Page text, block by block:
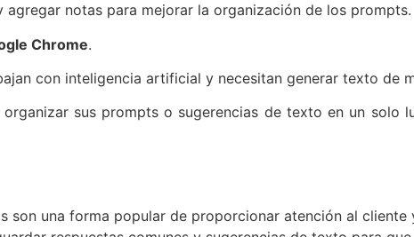
notas para mejorar la organización de los prompts.
Chrome.
con inteligencia artificial y necesitan generar texto de
sus prompts o sugerencias de texto en un solo
son una forma popular de proporcionar atención al